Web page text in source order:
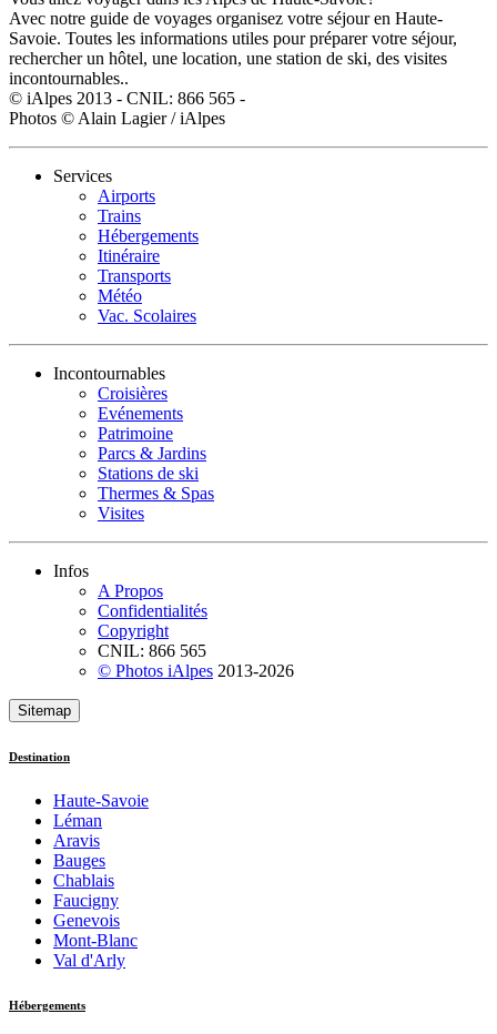
Avec notre guide de voyages organisez votre séjour en Haute-
Savoie. Toutes les informations utiles pour préparer votre séjour,
rechercher un hôtel, une location, une station de ski, des visites
incontournables..
© iAlpes 2013 - CNIL: 866 565 -
Photos © Alain Lagier / iAlpes
Services
Airports
Trains
Hébergements
Itinéraire
Transports
Météo
Vac. Scolaires
Incontournables
Croisières
Evénements
Patrimoine
Parcs & Jardins
Stations de ski
Thermes & Spas
Visites
Infos
A Propos
Confidentialités
Copyright
CNIL: 866 565
© Photos iAlpes 2013-2026
Sitemap
Destination
Haute-Savoie
Léman
Aravis
Bauges
Chablais
Faucigny
Genevois
Mont-Blanc
Val d'Arly
Hébergements